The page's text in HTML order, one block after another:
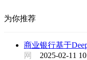
为你推荐
商业银行基于
网 2025-02-11